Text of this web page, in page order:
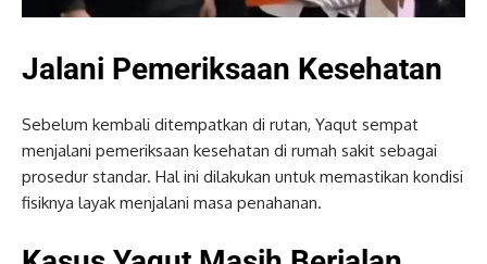
Jalani Pemeriksaan Kesehatan
Sebelum kembali ditempatkan di rutan, Yaqut sempat
menjalani pemeriksaan kesehatan di rumah sakit sebagai
prosedur standar. Hal ini dilakukan untuk memastikan kondisi
fisiknya layak menjalani masa penahanan.